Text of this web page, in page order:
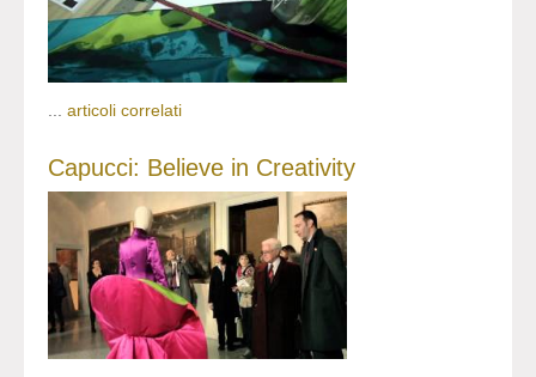
articoli correlati
Capucci: Believe in Creativity